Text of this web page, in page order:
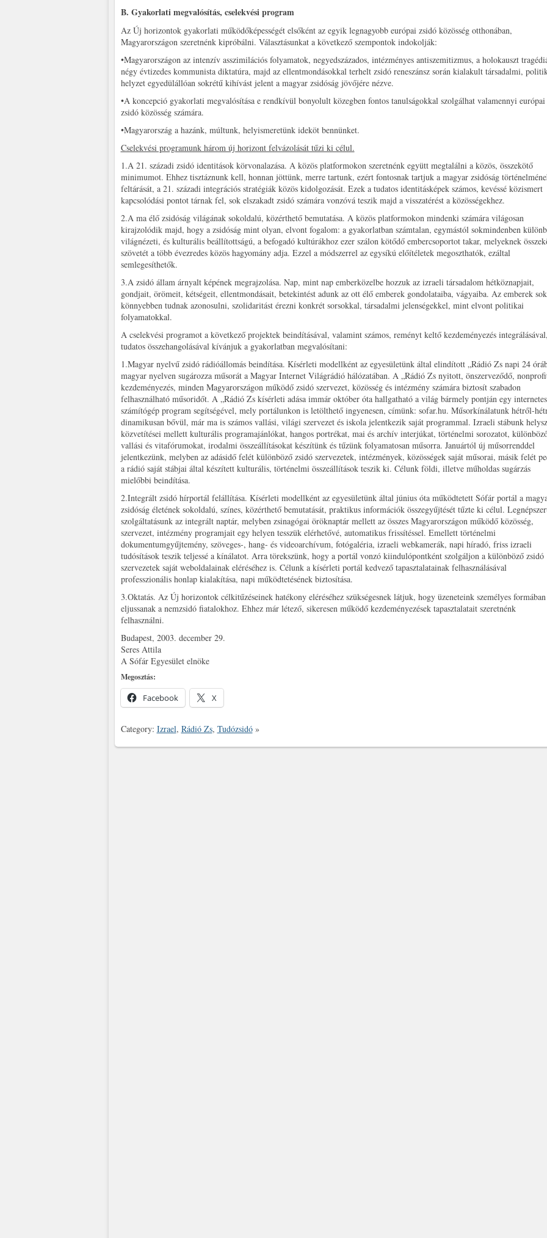
B. Gyakorlati megvalósítás, cselekvési program
Az Új horizontok gyakorlati működőképességét elsőként az egyik legnagyobb európai zsidó közösség otthonában,
Magyarországon szeretnénk kipróbálni. Választásunkat a következő szempontok indokolják:
•Magyarországon az intenzív asszimilációs folyamatok, negyedszázados, intézményes antiszemitizmus, a holokauszt
négy évtizedes kommunista diktatúra, majd az ellentmondásokkal terhelt zsidó reneszánsz során kialakult társadalmi,
helyzet egyedülállóan sokrétű kihívást jelent a magyar zsidóság jövőjére nézve.
•A koncepció gyakorlati megvalósítása e rendkívül bonyolult közegben fontos tanulságokkal szolgálhat valamennyi európai
zsidó közösség számára.
•Magyarország a hazánk, múltunk, helyismeretünk ideköt bennünket.
Cselekvési programunk három új horizont felvázolását tűzi ki célul.
1.A 21. századi zsidó identitások körvonalazása. A közös platformokon szeretnénk együtt megtalálni a közös, összekötő
minimumot. Ehhez tisztáznunk kell, honnan jöttünk, merre tartunk, ezért fontosnak tartjuk a magyar zsidóság
feltárását, a 21. századi integrációs stratégiák közös kidolgozását. Ezek a tudatos identitásképek számos, kevéssé közismert
kapcsolódási pontot tárnak fel, sok elszakadt zsidó számára vonzóvá teszik majd a visszatérést a közösségekhez.
2.A ma élő zsidóság világának sokoldalú, közérthető bemutatása. A közös platformokon mindenki számára világosan
kirajzolódik majd, hogy a zsidóság mint olyan, elvont fogalom: a gyakorlatban számtalan, egymástól sokmindenben
világnézeti, és kulturális beállítottságú, a befogadó kultúrákhoz ezer szálon kötődő embercsoportot takar, melyeknek
szövetét a több évezredes közös hagyomány adja. Ezzel a módszerrel az egysíkú előítéletek megoszthatók, ezáltal
semlegesíthetők.
3.A zsidó állam árnyalt képének megrajzolása. Nap, mint nap emberközelbe hozzuk az izraeli társadalom hétköznapjait,
gondjait, örömeit, kétségeit, ellentmondásait, betekintést adunk az ott élő emberek gondolataiba, vágyaiba. Az emberek
könnyebben tudnak azonosulni, szolidaritást érezni konkrét sorsokkal, társadalmi jelenségekkel, mint elvont politikai
folyamatokkal.
A cselekvési programot a következő projektek beindításával, valamint számos, reményt keltő kezdeményezés integrálásával,
tudatos összehangolásával kívánjuk a gyakorlatban megvalósítani:
1.Magyar nyelvű zsidó rádióállomás beindítása. Kísérleti modellként az egyesületünk által elindított „Rádió Zs napi 24
magyar nyelven sugározza műsorát a Magyar Internet Világrádió hálózatában. A „Rádió Zs nyitott, önszerveződő,
kezdeményezés, minden Magyarországon működő zsidó szervezet, közösség és intézmény számára biztosít szabadon
felhasználható műsoridőt. A „Rádió Zs kísérleti adása immár október óta hallgatható a világ bármely pontján egy internetes
számítógép program segítségével, mely portálunkon is letölthető ingyenesen, címünk: sofar.hu. Műsorkínálatunk hétről-
dinamikusan bővül, már ma is számos vallási, világi szervezet és iskola jelentkezik saját programmal. Izraeli stábunk
közvetítései mellett kulturális programajánlókat, hangos portrékat, mai és archív interjúkat, történelmi sorozatot,
vallási és vitafórumokat, irodalmi összeállításokat készítünk és tűzünk folyamatosan műsorra. Januártól új műsorrenddel
jelentkezünk, melyben az adásidő felét különböző zsidó szervezetek, intézmények, közösségek saját műsorai, másik felét
a rádió saját stábjai által készített kulturális, történelmi összeállítások teszik ki. Célunk földi, illetve műholdas sugárzás
mielőbbi beindítása.
2.Integrált zsidó hírportál felállítása. Kísérleti modellként az egyesületünk által június óta működtetett Sófár portál a
zsidóság életének sokoldalú, színes, közérthető bemutatását, praktikus információk összegyűjtését tűzte ki célul.
szolgáltatásunk az integrált naptár, melyben zsinagógai öröknaptár mellett az összes Magyarországon működő közösség,
szervezet, intézmény programjait egy helyen tesszük elérhetővé, automatikus frissítéssel. Emellett történelmi
dokumentumgyűjtemény, szöveges-, hang- és videoarchívum, fotógaléria, izraeli webkamerák, napi híradó, friss izraeli
tudósítások teszik teljessé a kínálatot. Arra törekszünk, hogy a portál vonzó kiindulópontként szolgáljon a különböző zsidó
szervezetek saját weboldalainak eléréséhez is. Célunk a kísérleti portál kedvező tapasztalatainak felhasználásával
professzionális honlap kialakítása, napi működtetésének biztosítása.
3.Oktatás. Az Új horizontok célkitűzéseinek hatékony eléréséhez szükségesnek látjuk, hogy üzeneteink személyes
eljussanak a nemzsidó fiatalokhoz. Ehhez már létező, sikeresen működő kezdeményezések tapasztalatait szeretnénk
felhasználni.
Budapest, 2003. december 29.
Seres Attila
A Sófár Egyesület elnöke
Megosztás:
Facebook X
Category: Izrael, Rádió Zs, Tudózsidó»